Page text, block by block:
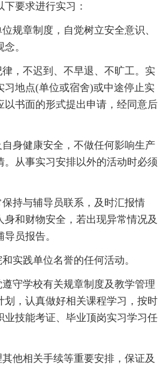
要求进行实习：
规章制度，自觉树立安全意识、
。
，不迟到、不早退、不旷工。实
习地点(单位或宿舍)或中途停止实
以书面的形式提出申请，经同意后
身健康安全，不做任何影响生产
。从事实习安排以外的活动时必须
持与辅导员联系，及时汇报情
身和财物安全，若出现异常情况及
员报告。
实践单位名誉的任何活动。
守学校有关规章制度及教学管理
划，认真做好相关课程学习，按时
业技能考证、毕业顶岗实习学习任
他相关手续等重要安排，保证及